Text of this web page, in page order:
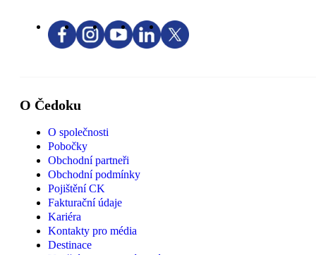
O Čedoku
O společnosti
Pobočky
Obchodní partneři
Obchodní podmínky
Pojištění CK
Fakturační údaje
Kariéra
Kontakty pro média
Destinace